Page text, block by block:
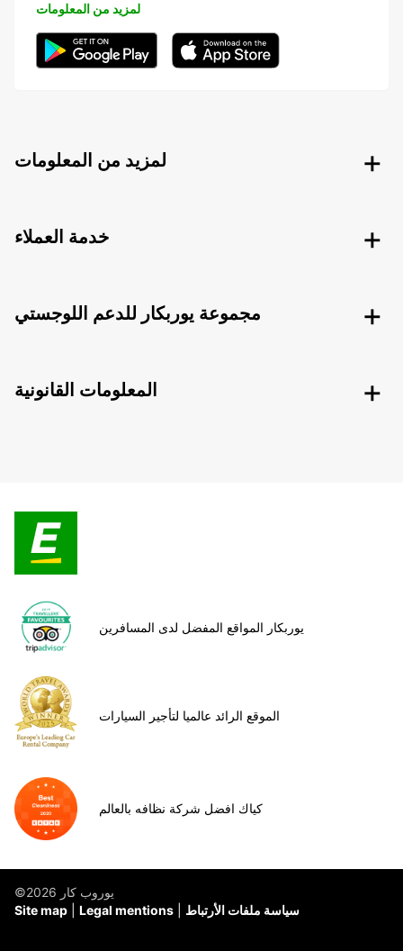
لمزيد من المعلومات
لمزيد من المعلومات
خدمة العملاء
مجموعة يوربكار للدعم اللوجستي
المعلومات القانونية
يوربكار المواقع المفضل لدى المسافرين
الموقع الرائد عالميا لتأجير السيارات
كياك افضل شركة نظافه بالعالم
©يوروب كار 2026
Site map
Legal mentions سياسة ملفات الأرتباط